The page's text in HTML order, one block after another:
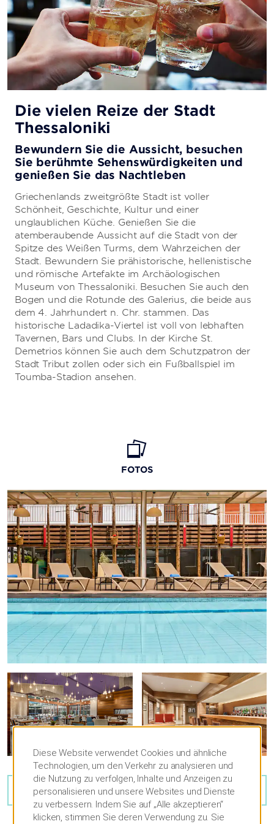
Die vielen Reize der Stadt
Thessaloniki
Bewundern Sie die Aussicht, besuchen
Sie berühmte Sehenswürdigkeiten und
genießen Sie das Nachtleben
Griechenlands zweitgrößte Stadt ist voller
Schönheit, Geschichte, Kultur und einer
unglaublichen Küche. Genießen Sie die
atemberaubende Aussicht auf die Stadt von der
Spitze des Weißen Turms, dem Wahrzeichen der
Stadt. Bewundern Sie prähistorische, hellenistische
und römische Artefakte im Archäologischen
Museum von Thessaloniki. Besuchen Sie auch den
Bogen und die Rotunde des Galerius, die beide aus
dem 4. Jahrhundert n. Chr. stammen. Das
historische Ladadika-Viertel ist voll von lebhaften
Tavernen, Bars und Clubs. In der Kirche St.
Demetrios können Sie auch dem Schutzpatron der
Stadt Tribut zollen oder sich ein Fußballspiel im
Toumba-Stadion ansehen.
FOTOS
28FOTOS ANSEHEN
Diese Website verwendet Cookies und ähnliche
Technologien, um den Verkehr zu analysieren und
die Nutzung zu verfolgen, Inhalte und Anzeigen zu
personalisieren und unsere Websites und Dienste
zu verbessern. Indem Sie auf „Alle akzeptieren“
klicken, stimmen Sie deren Verwendung zu. Sie